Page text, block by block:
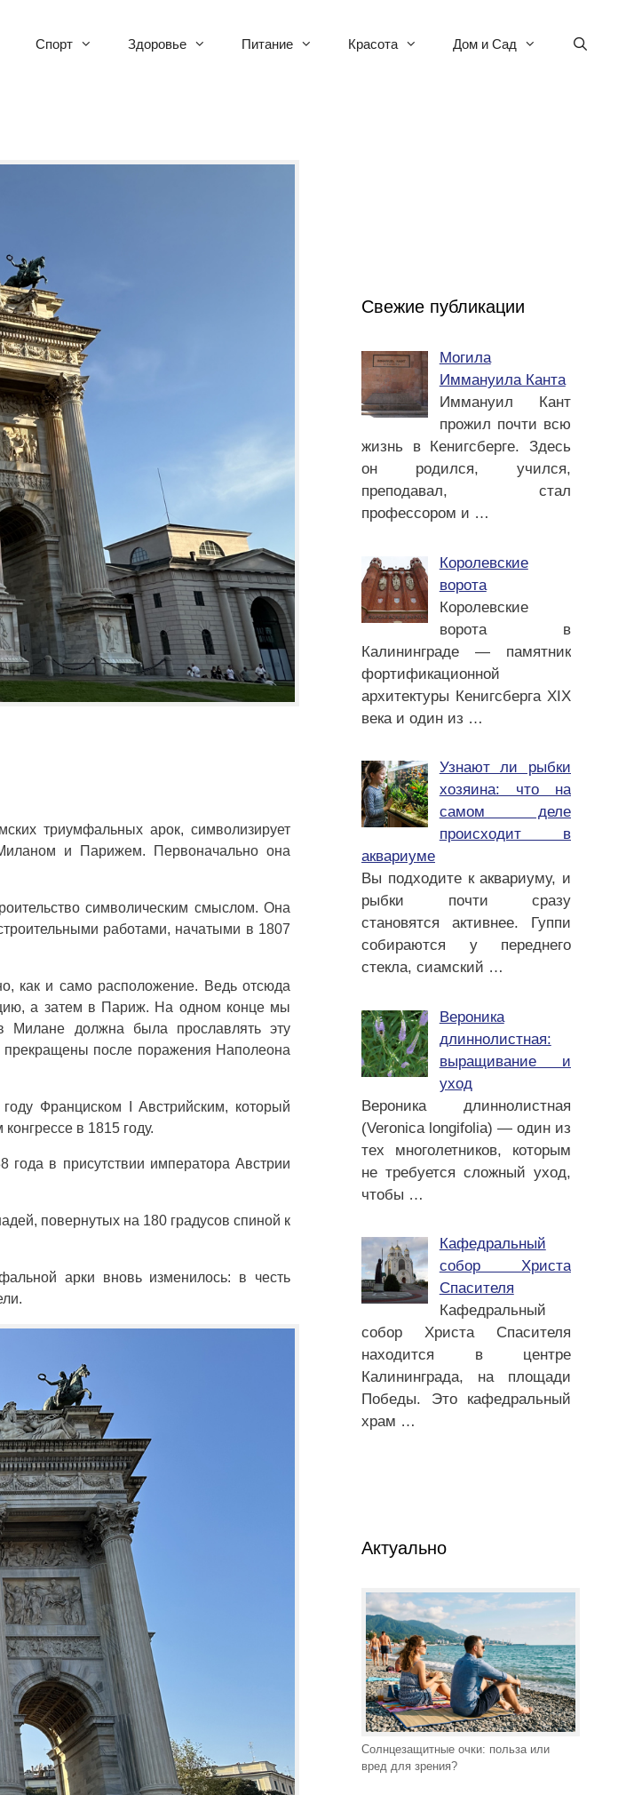
Спорт Здоровье Питание Красота Дом и Сад
триумфальных арок, символизирует
и Парижем. Первоначально она
символическим смыслом. Она
работами, начатыми в 1807
как и само расположение. Ведь отсюда
а затем в Париж. На одном конце мы
должна была прославлять эту
после поражения Наполеона
Франциском I Австрийским, который
в 1815 году.
в присутствии императора Австрии
повернутых на 180 градусов спиной к
арки вновь изменилось: в честь
Свежие публикации
Могила
Иммануила Канта
Иммануил Кант
прожил почти всю
жизнь в Кенигсберге. Здесь
он родился, учился,
преподавал, стал
профессором и …
Королевские
ворота
Королевские
ворота в
Калининграде — памятник
фортификационной
архитектуры Кенигсберга XIX
века и один из …
Узнают ли рыбки
хозяина: что на
самом деле
происходит в
аквариуме
Вы подходите к аквариуму, и
рыбки почти сразу
становятся активнее. Гуппи
собираются у переднего
стекла, сиамский …
Вероника
длиннолистная:
выращивание и
уход
Вероника длиннолистная
(Veronica longifolia) — один из
тех многолетников, которым
не требуется сложный уход,
чтобы …
Кафедральный
собор Христа
Спасителя
Кафедральный
собор Христа Спасителя
находится в центре
Калининграда, на площади
Победы. Это кафедральный
храм …
Актуально
Солнцезащитные очки: польза или
вред для зрения?